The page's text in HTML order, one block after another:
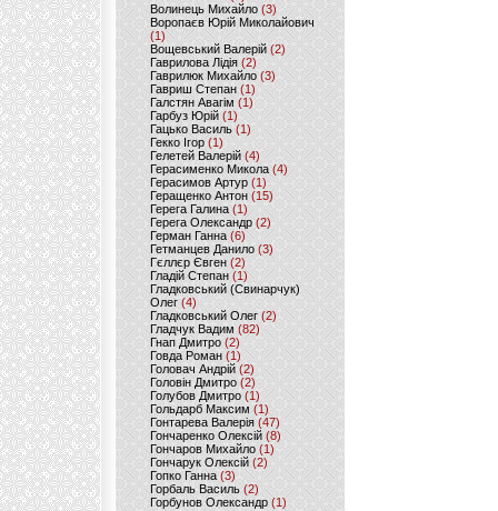
Волинець Михайло (3)
Воропаєв Юрій Миколайович
(1)
Вощевський Валерій(2)
Гаврилова Лідія (2)
Гаврилюк Михайло (3)
Гавриш Степан (1)
Галстян Авагім (1)
Гарбуз Юрій (1)
Гацько Василь (1)
Гекко Ігор(1)
Гелетей Валерій (4)
Герасименко Микола (4)
Герасимов Артур (1)
Геращенко Антон(15)
Герега Галина (1)
Герега Олександр (2)
Герман Ганна (6)
Гетманцев Данило (3)
Гєллєр Євген (2)
Гладій Степан(1)
Гладковський (Свинарчук)
Олег (4)
Гладковський Олег (2)
Гладчук Вадим (82)
Гнап Дмитро (2)
Говда Роман(1)
Головач Андрій (2)
Головін Дмитро (2)
Голубов Дмитро (1)
Гольдарб Максим(1)
Гонтарева Валерія (47)
Гончаренко Олексій(8)
Гончаров Михайло (1)
Гончарук Олексій (2)
Гопко Ганна (3)
Горбаль Василь (2)
Горбунов Олександр (1)